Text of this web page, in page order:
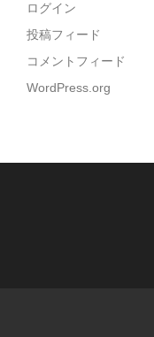
ログイン
投稿フィード
コメントフィード
WordPress.org